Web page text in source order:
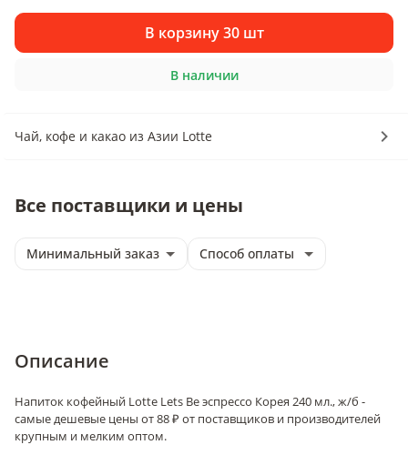
В корзину 30 шт
В наличии
Чай, кофе и какао из Азии Lotte
Все поставщики и цены
Минимальный заказ Способ оплаты
Описание
Напиток кофейный Lotte Lets Be эспрессо Корея 240 мл., ж/б -
самые дешевые цены от 88 ₽ от поставщиков и производителей
крупным и мелким оптом.